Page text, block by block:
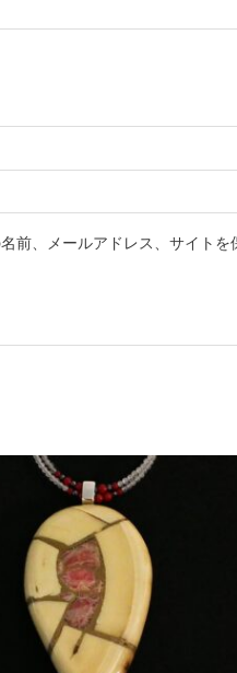
前、メールアドレス、サイトを